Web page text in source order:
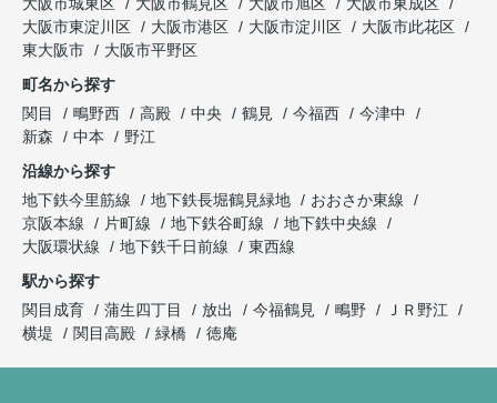
大阪市城東区
大阪市鶴見区 大阪市旭区
大阪市東成区
大阪市東淀川区
大阪市港区 大阪市淀川区
大阪市此花区
東大阪市
大阪市平野区
町名から探す
関目
鴫野西 高殿 中央 鶴見 今福西
今津中
新森
中本
野江
沿線から探す
地下鉄今里筋線
地下鉄長堀鶴見緑地
おおさか東線
京阪本線
片町線 地下鉄谷町線
地下鉄中央線
大阪環状線
地下鉄千日前線
東西線
駅から探す
関目成育
蒲生四丁目 放出 今福鶴見 鴫野
ＪＲ野江
横堤
関目高殿 緑橋 徳庵